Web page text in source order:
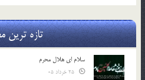
تازه ترین
سلام ای هلال محرم